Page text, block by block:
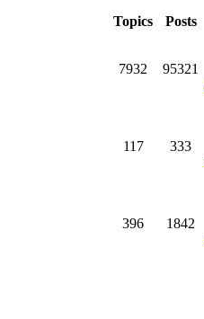
Topics Posts
7932 95321
117 333
396 1842